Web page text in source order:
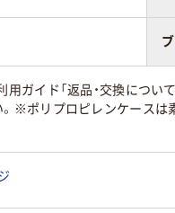
用ガイド「返品・交換につ
。※ポリプロピレンケース